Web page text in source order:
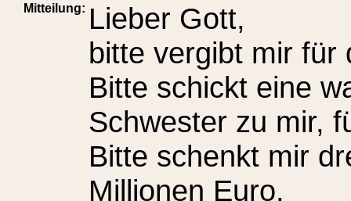
Mitteilung: Lieber Gott,
bitte vergibt mir für
Bitte schickt eine
Schwester zu mir,
Bitte schenkt mir
Millionen Euro,